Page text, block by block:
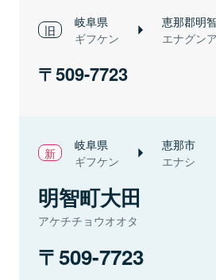
岐阜県
ギフケン
恵那郡明
エナグン
509-7723
岐阜県
ギフケン
恵那市
エナシ
明智町大田
アケチチョウオオタ
509-7723